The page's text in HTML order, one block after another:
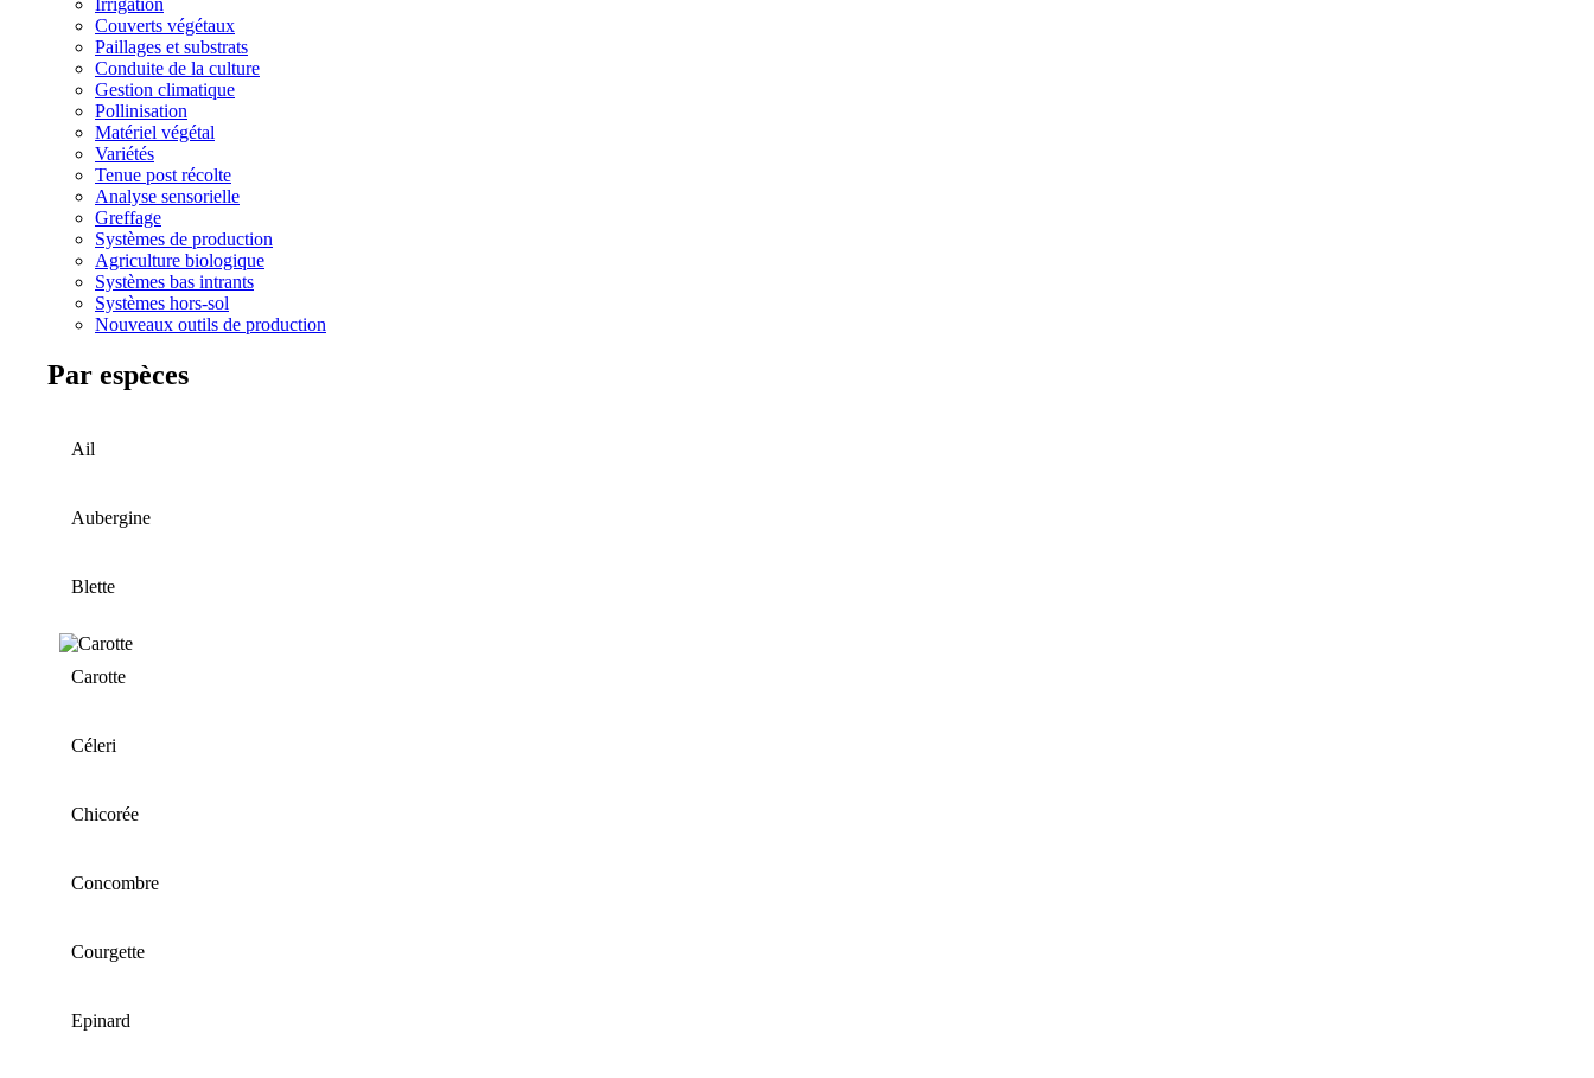
Irrigation
Couverts végétaux
Paillages et substrats
Conduite de la culture
Gestion climatique
Pollinisation
Matériel végétal
Variétés
Tenue post récolte
Analyse sensorielle
Greffage
Systèmes de production
Agriculture biologique
Systèmes bas intrants
Systèmes hors-sol
Nouveaux outils de production
Par espèces
Ail
Aubergine
Blette
Carotte
Céleri
Chicorée
Concombre
Courgette
Epinard